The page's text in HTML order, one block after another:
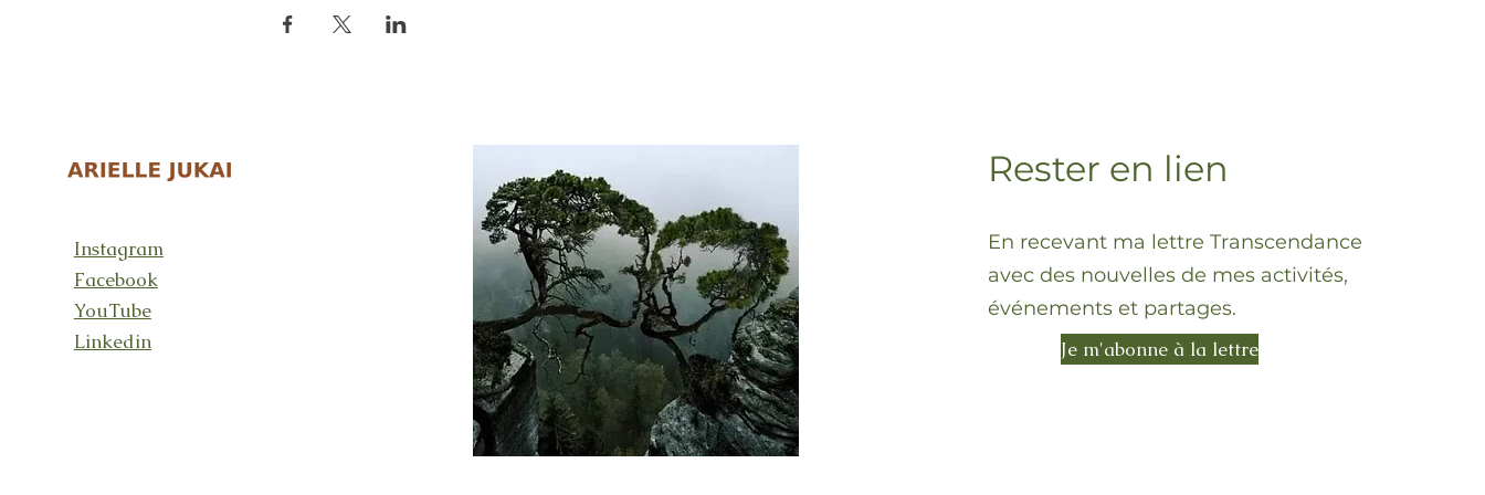
Instagram
Facebook
YouTube
Linkedin
Rester en lien
En recevant ma lettre Transcendance
avec des nouvelles de mes activités,
événements et partages.
Je m'abonne à la lettre